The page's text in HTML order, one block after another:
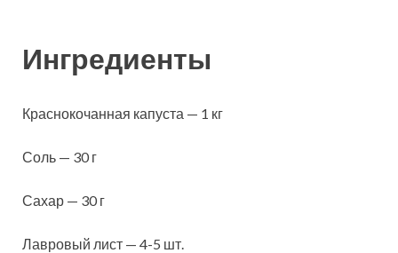
Ингредиенты
Краснокочанная капуста — 1 кг
Соль — 30 г
Сахар — 30 г
Лавровый лист — 4-5 шт.